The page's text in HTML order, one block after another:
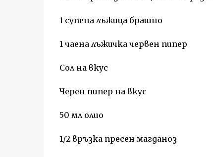
1 супена лъжица брашно
1 чаена лъжичка червен пипер
Сол на вкус
Черен пипер на вкус
50 мл олио
1/2 връзка пресен магданоз